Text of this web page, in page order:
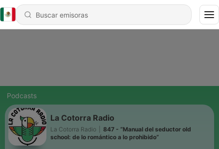
Podcasts
La Cotorra Radio
La Cotorra Radio
847 - “Manual del seductor old
school: de lo romántico a lo prohibido”